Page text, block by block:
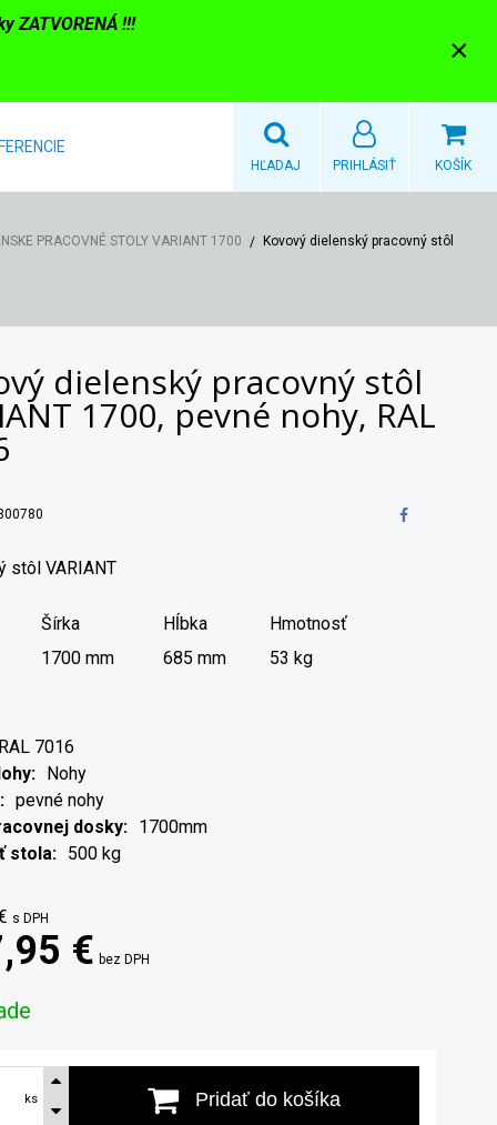
ZATVORENÁ !!!
×
KOŠÍK
PRIHLÁSIŤ
HĽADAJ
PRACOVNÉ STOLY VARIANT 1700 Kovový dielenský pracovný stôl
dielenský pracovný stôl
1700, pevné nohy, RAL
stôl VARIANT
Šírka Hĺbka
Hmotnosť
1700 mm
685 mm 53 kg
7016
Nohy
pevné nohy
dosky
1700mm
stola
500 kg
s DPH
€ bez DPH
ks Pridať do košíka